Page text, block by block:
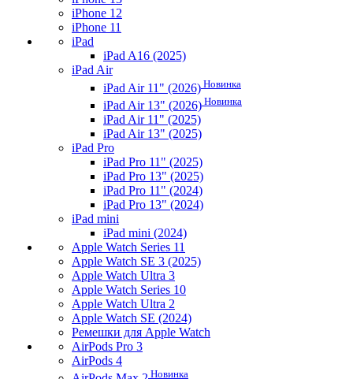
iPhone 12
iPhone 11
iPad
iPad A16 (2025)
iPad Air
iPad Air 11" (2026) Новинка
iPad Air 13" (2026) Новинка
iPad Air 11" (2025)
iPad Air 13" (2025)
iPad Pro
iPad Pro 11" (2025)
iPad Pro 13" (2025)
iPad Pro 11" (2024)
iPad Pro 13" (2024)
iPad mini
iPad mini (2024)
Apple Watch Series 11
Apple Watch SE 3 (2025)
Apple Watch Ultra 3
Apple Watch Series 10
Apple Watch Ultra 2
Apple Watch SE (2024)
Ремешки для Apple Watch
AirPods Pro 3
AirPods 4
Новинка